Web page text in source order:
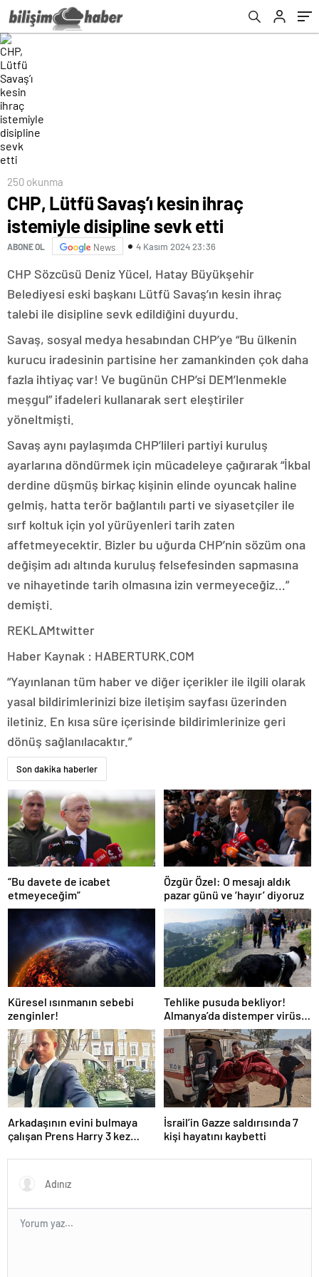
250 okunma
CHP, Lütfü Savaş’ı kesin ihraç
istemiyle disipline sevk etti
ABONE OL News 4 Kasım 2024 23:36
CHP Sözcüsü Deniz Yücel, Hatay Büyükşehir
Belediyesi eski başkanı Lütfü Savaş’ın kesin ihraç
talebi ile disipline sevk edildiğini duyurdu.
Savaş, sosyal medya hesabından CHP’ye “Bu ülkenin
kurucu iradesinin partisine her zamankinden çok daha
fazla ihtiyaç var! Ve bugünün CHP’si DEM’lenmekle
meşgul” ifadeleri kullanarak sert eleştiriler
yöneltmişti.
Savaş aynı paylaşımda CHP’lileri partiyi kuruluş
ayarlarına döndürmek için mücadeleye çağırarak “İkbal
derdine düşmüş birkaç kişinin elinde oyuncak haline
gelmiş, hatta terör bağlantılı parti ve siyasetçiler ile
sırf koltuk için yol yürüyenleri tarih zaten
affetmeyecektir. Bizler bu uğurda CHP’nin sözüm ona
değişim adı altında kuruluş felsefesinden sapmasına
ve nihayetinde tarih olmasına izin vermeyeceğiz…”
demişti.
REKLAMtwitter
Haber Kaynak : HABERTURK.COM
“Yayınlanan tüm haber ve diğer içerikler ile ilgili olarak
yasal bildirimlerinizi bize iletişim sayfası üzerinden
iletiniz. En kısa süre içerisinde bildirimlerinize geri
dönüş sağlanılacaktır.”
Son dakika haberler
“Bu davete de icabet
etmeyeceğim”
Özgür Özel: O mesajı aldık
pazar günü ve ‘hayır’ diyoruz
Küresel ısınmanın sebebi
zenginler!
Tehlike pusuda bekliyor!
Almanya’da distemper virüsü
yayılıyor: Çoğu
kurtarılamayacak!
Arkadaşının evini bulmaya
çalışan Prens Harry 3 kez
İsrail’in Gazze saldırısında 7
kişi hayatını kaybetti